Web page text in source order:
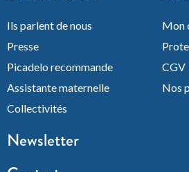
Ils parlent de nous
Presse
Picadelo recommande
Assistante maternelle
Collectivités
Mon
CGV
Nos
Newsletter